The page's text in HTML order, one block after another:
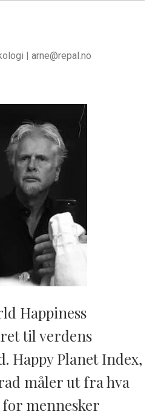
| arne@repal.no
Happiness
til verdens
Happy Planet Index,
måler ut fra hva
mennesker